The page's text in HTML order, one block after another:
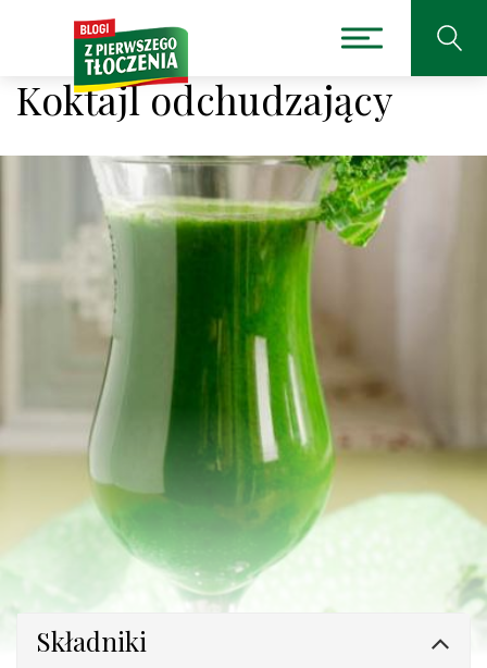
Koktajl odchudzający
Składniki